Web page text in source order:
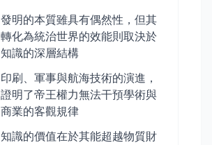
發明的本質雖具有偶然性，但其
轉化為統治世界的效能則取決於
知識的深層結構
印刷、軍事與航海技術的演進，
證明了帝王權力無法干預學術與
商業的客觀規律
知識的價值在於其能超越物質財